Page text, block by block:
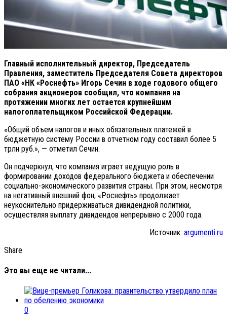
Главный исполнительный директор, Председатель
Правления, заместитель Председателя Совета директоров
ПАО «НК «Роснефть» Игорь Сечин в ходе годового общего
собрания акционеров сообщил, что компания на
протяжении многих лет остается крупнейшим
налогоплательщиком Российской Федерации.
«Общий объем налогов и иных обязательных платежей в
бюджетную систему России в отчетном году составил более 5
трлн руб.», — отметил Сечин.
Он подчеркнул, что компания играет ведущую роль в
формировании доходов федерального бюджета и обеспечении
социально-экономического развития страны. При этом, несмотря
на негативный внешний фон, «Роснефть» продолжает
неукоснительно придерживаться дивидендной политики,
осуществляя выплату дивидендов непрерывно с 2000 года.
Источник: argumenti.ru
Share
Это вы еще не читали...
0